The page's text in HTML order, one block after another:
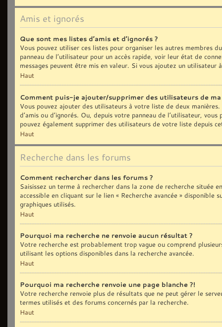
Amis et ignorés
Que sont mes listes d’amis et d’ignorés ?
Vous pouvez utiliser ces listes pour organiser les autres membres
panneau de l’utilisateur pour un accès rapide, voir leur état de
messages peuvent être mis en valeur. Si vous ajoutez un
Haut
Comment puis-je ajouter/supprimer des utilisateurs de ma
Vous pouvez ajouter des utilisateurs à votre liste de deux
d’amis ou d’ignorés. Ou, depuis votre panneau de l’utilisateur,
pouvez également supprimer des utilisateurs de votre liste depuis
Haut
Recherche dans les forums
Comment rechercher dans les forums ?
Saisissez un terme à rechercher dans la zone de recherche située
accessible en cliquant sur le lien « Recherche avancée » disponible
graphiques utilisés.
Haut
Pourquoi ma recherche ne renvoie aucun résultat ?
Votre recherche est probablement trop vague ou comprend
utilisant les options disponibles dans la recherche avancée.
Haut
Pourquoi ma recherche renvoie une page blanche ?!
Votre recherche renvoie plus de résultats que ne peut gérer le
termes utilisés et des forums concernés par la recherche.
Haut